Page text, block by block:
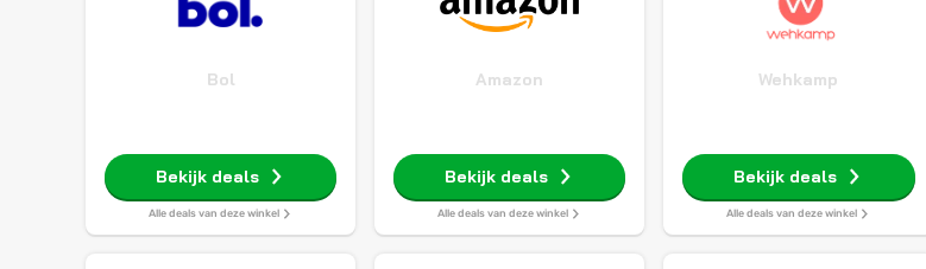
Bol
Bekijk deals
Alle deals van deze winkel
Amazon
Bekijk deals
Alle deals van deze winkel
Wehkamp
Bekijk deals
Alle deals van deze winkel